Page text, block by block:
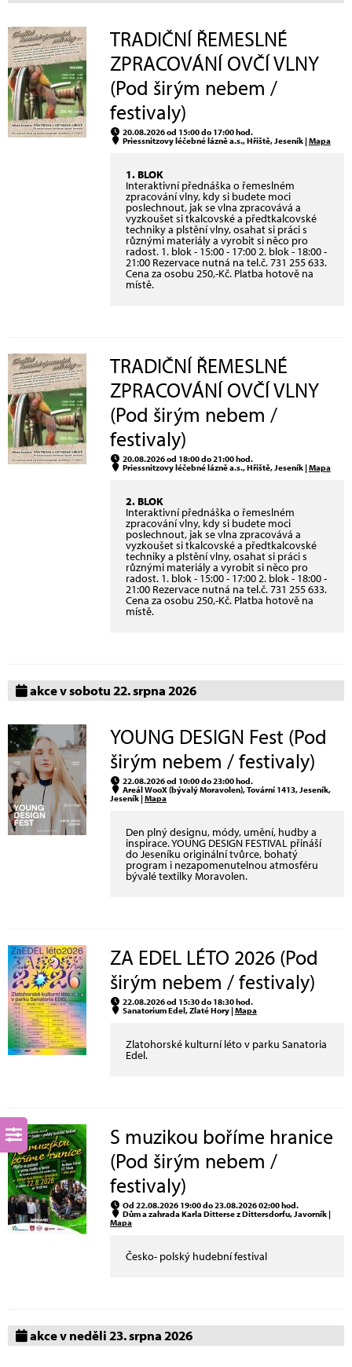
TRADIČNÍ ŘEMESLNÉ
ZPRACOVÁNÍ OVČÍ VLNY
(Pod širým nebem /
festivaly)
20.08.2026 od 15:00 do 17:00 hod.
Priessnitzovy léčebné lázně a.s., Hřiště, Jeseník |Mapa
1. BLOK
Interaktivní přednáška o řemeslném
zpracování vlny, kdy si budete moci
poslechnout, jak se vlna zpracovává a
vyzkoušet si tkalcovské a předtkalcovské
techniky a plstění vlny, osahat si práci s
různými materiály a vyrobit si něco pro
radost. 1. blok - 15:00 - 17:00 2. blok - 18:00 -
21:00 Rezervace nutná na tel.č. 731 255 633.
Cena za osobu 250,-Kč. Platba hotově na
místě.
TRADIČNÍ ŘEMESLNÉ
ZPRACOVÁNÍ OVČÍ VLNY
(Pod širým nebem /
festivaly)
20.08.2026 od 18:00 do 21:00 hod.
Priessnitzovy léčebné lázně a.s., Hřiště, Jeseník |Mapa
2. BLOK
Interaktivní přednáška o řemeslném
zpracování vlny, kdy si budete moci
poslechnout, jak se vlna zpracovává a
vyzkoušet si tkalcovské a předtkalcovské
techniky a plstění vlny, osahat si práci s
různými materiály a vyrobit si něco pro
radost. 1. blok - 15:00 - 17:00 2. blok - 18:00 -
21:00 Rezervace nutná na tel.č. 731 255 633.
Cena za osobu 250,-Kč. Platba hotově na
místě.
akce v sobotu 22. srpna 2026
YOUNG DESIGN Fest (Pod
širým nebem / festivaly)
22.08.2026 od 10:00 do 23:00 hod.
Areál WooX (bývalý Moravolen), Tovární 1413, Jeseník,
Jeseník |Mapa
Den plný designu, módy, umění, hudby a
inspirace. YOUNG DESIGN FESTIVAL přináší
do Jeseníku originální tvůrce, bohatý
program i nezapomenutelnou atmosféru
bývalé textilky Moravolen.
ZA EDEL LÉTO 2026 (Pod
širým nebem / festivaly)
22.08.2026 od 15:30 do 18:30 hod.
Sanatorium Edel, Zlaté Hory |Mapa
Zlatohorské kulturní léto v parku Sanatoria
Edel.
S muzikou boříme hranice
(Pod širým nebem /
festivaly)
Od 22.08.2026 19:00 do 23.08.2026 02:00 hod.
Dům a zahrada Karla Ditterse z Dittersdorfu, Javorník |
Mapa
Česko- polský hudební festival
akce v neděli 23. srpna 2026